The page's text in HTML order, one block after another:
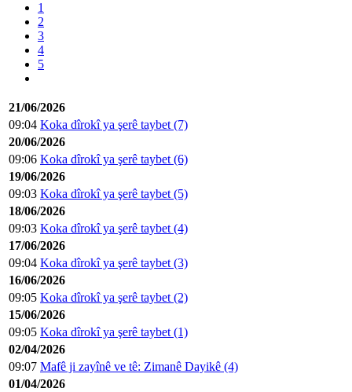
1
2
3
4
5
21/06/2026
09:04 Koka dîrokî ya şerê taybet (7)
20/06/2026
09:06 Koka dîrokî ya şerê taybet (6)
19/06/2026
09:03 Koka dîrokî ya şerê taybet (5)
18/06/2026
09:03 Koka dîrokî ya şerê taybet (4)
17/06/2026
09:04 Koka dîrokî ya şerê taybet (3)
16/06/2026
09:05 Koka dîrokî ya şerê taybet (2)
15/06/2026
09:05 Koka dîrokî ya şerê taybet (1)
02/04/2026
09:07 Mafê ji zayînê ve tê: Zimanê Dayikê (4)
01/04/2026